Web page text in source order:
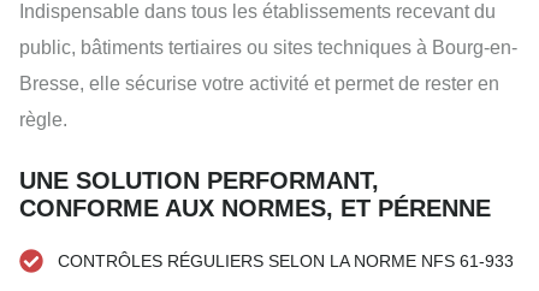
Indispensable dans tous les établissements recevant du
public, bâtiments tertiaires ou sites techniques à Bourg-en-
Bresse, elle sécurise votre activité et permet de rester en
règle.
UNE SOLUTION PERFORMANT,
CONFORME AUX NORMES, ET PÉRENNE
CONTRÔLES RÉGULIERS SELON LA NORME NFS 61-933